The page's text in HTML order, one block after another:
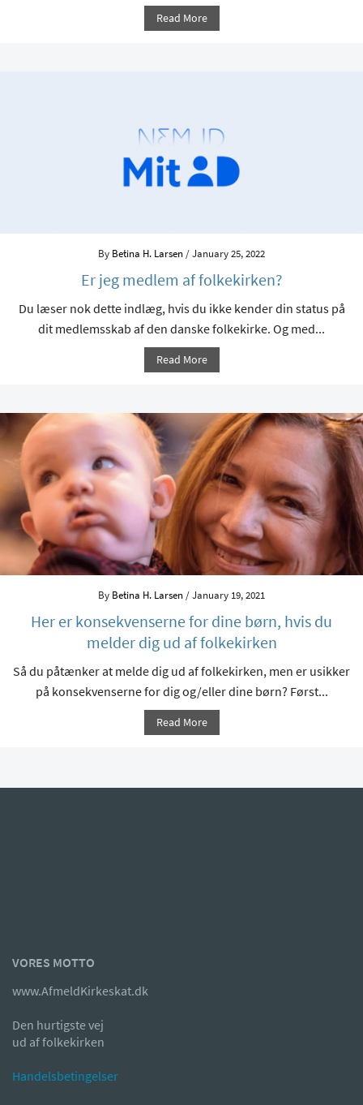
Read More
By Betina H. Larsen / January 25, 2022
Er jeg medlem af folkekirken?
Du læser nok dette indlæg, hvis du ikke kender din status på
dit medlemsskab af den danske folkekirke. Og med...
Read More
By Betina H. Larsen / January 19, 2021
Her er konsekvenserne for dine børn, hvis du
melder dig ud af folkekirken
Så du påtænker at melde dig ud af folkekirken, men er usikker
på konsekvenserne for dig og/eller dine børn? Først...
Read More
VORES MOTTO
www.AfmeldKirkeskat.dk
Den hurtigste vej
ud af folkekirken
Handelsbetingelser